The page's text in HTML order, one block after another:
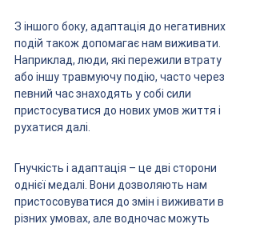
З іншого боку, адаптація до негативних
подій також допомагає нам виживати.
Наприклад, люди, які пережили втрату
або іншу травмуючу подію, часто через
певний час знаходять у собі сили
пристосуватися до нових умов життя і
рухатися далі.
Гнучкість і адаптація – це дві сторони
однієї медалі. Вони дозволяють нам
пристосовуватися до змін і виживати в
різних умовах, але водночас можуть